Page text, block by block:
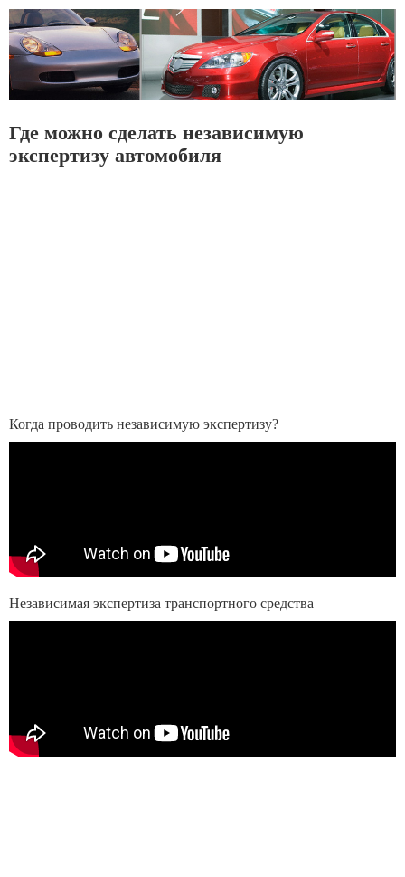
Где можно сделать независимую
экспертизу автомобиля
Когда проводить независимую экспертизу?
Независимая экспертиза транспортного средства